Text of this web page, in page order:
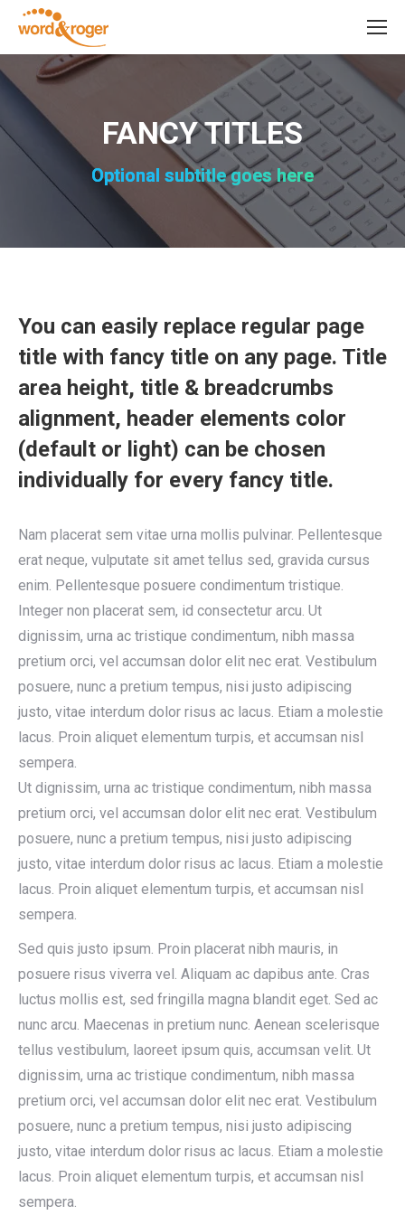
FANCY TITLES
Optional subtitle goes here
You can easily replace regular page
title with fancy title on any page. Title
area height, title & breadcrumbs
alignment, header elements color
(default or light) can be chosen
individually for every fancy title.
Nam placerat sem vitae urna mollis pulvinar. Pellentesque
erat neque, vulputate sit amet tellus sed, gravida cursus
enim. Pellentesque posuere condimentum tristique.
Integer non placerat sem, id consectetur arcu. Ut
dignissim, urna ac tristique condimentum, nibh massa
pretium orci, vel accumsan dolor elit nec erat. Vestibulum
posuere, nunc a pretium tempus, nisi justo adipiscing
justo, vitae interdum dolor risus ac lacus. Etiam a molestie
lacus. Proin aliquet elementum turpis, et accumsan nisl
sempera.
Ut dignissim, urna ac tristique condimentum, nibh massa
pretium orci, vel accumsan dolor elit nec erat. Vestibulum
posuere, nunc a pretium tempus, nisi justo adipiscing
justo, vitae interdum dolor risus ac lacus. Etiam a molestie
lacus. Proin aliquet elementum turpis, et accumsan nisl
sempera.
Sed quis justo ipsum. Proin placerat nibh mauris, in
posuere risus viverra vel. Aliquam ac dapibus ante. Cras
luctus mollis est, sed fringilla magna blandit eget. Sed ac
nunc arcu. Maecenas in pretium nunc. Aenean scelerisque
tellus vestibulum, laoreet ipsum quis, accumsan velit. Ut
dignissim, urna ac tristique condimentum, nibh massa
pretium orci, vel accumsan dolor elit nec erat. Vestibulum
posuere, nunc a pretium tempus, nisi justo adipiscing
justo, vitae interdum dolor risus ac lacus. Etiam a molestie
lacus. Proin aliquet elementum turpis, et accumsan nisl
sempera.